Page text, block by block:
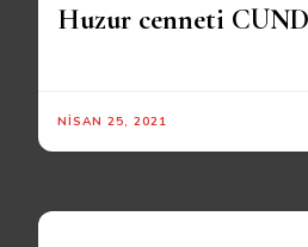
Huzur cenneti
NISAN 25, 2021